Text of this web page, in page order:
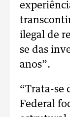
ilegal de
se das
anos”.
“Trata-se
Federal